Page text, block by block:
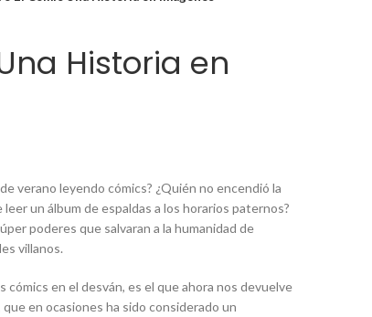
Historia en
verano leyendo cómics? ¿Quién no encendió la
un álbum de espaldas a los horarios paternos?
poderes que salvaran a la humanidad de
villanos.
en el desván, es el que ahora nos devuelve
en ocasiones ha sido considerado un